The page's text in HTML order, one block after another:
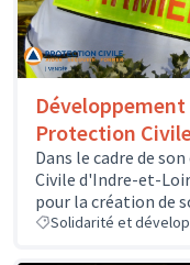
Protection
Dans le cadre de
Civile d'Indre-et-
pour la création de
Solidarité et